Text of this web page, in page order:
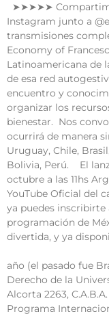
➤➤➤➤➤
Instagram junto a
transmisiones
Economy of
Latinoamericana de
de esa red
encuentro y
organizar los
bienestar. Nos
ocurrirá de manera
Uruguay, Chile,
Bolivia, Perú. El
octubre a las 11hs
YouTube Oficial del
ya puedes
programación de
divertida, y ya
En
año (el pasado fue
Derecho de la
Alcorta 2263,
Programa